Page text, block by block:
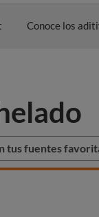
Conoce los
tus fuentes